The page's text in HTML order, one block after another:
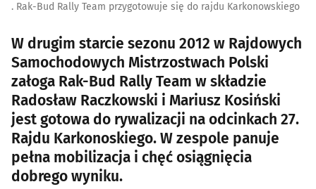
. Rak-Bud Rally Team przygotowuje się do rajdu Karkonowskiego
W drugim starcie sezonu 2012 w Rajdowych
Samochodowych Mistrzostwach Polski
załoga Rak-Bud Rally Team w składzie
Radosław Raczkowski i Mariusz Kosiński
jest gotowa do rywalizacji na odcinkach 27.
Rajdu Karkonoskiego. W zespole panuje
pełna mobilizacja i chęć osiągnięcia
dobrego wyniku.